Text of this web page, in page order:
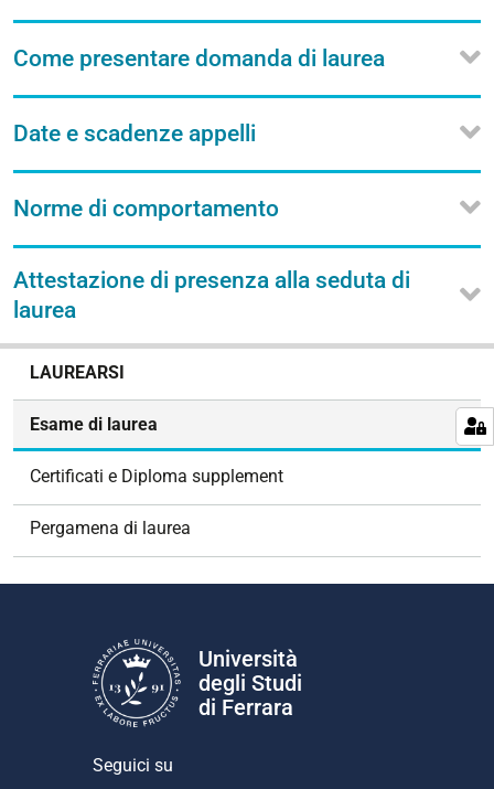
Come presentare domanda di laurea
Date e scadenze appelli
Norme di comportamento
Attestazione di presenza alla seduta di
laurea
LAUREARSI
Esame di laurea
Certificati e Diploma supplement
Pergamena di laurea
Università
degli Studi
di Ferrara
Seguici su